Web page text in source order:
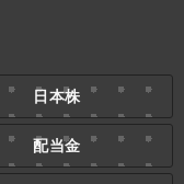
日本株
配当金